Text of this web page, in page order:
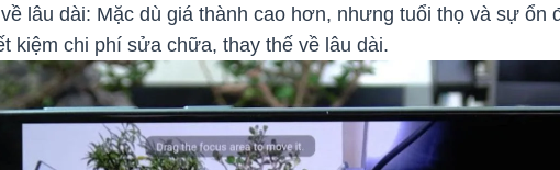
lâu dài: Mặc dù giá thành cao hơn, nhưng tuổi thọ và sự ổn
kiệm chi phí sửa chữa, thay thế về lâu dài.